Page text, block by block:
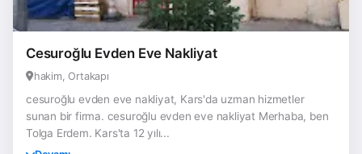
Cesuroğlu Evden Eve Nakliyat
hakim, Ortakapı
cesuroğlu evden eve nakliyat, Kars'da uzman hizmetler
sunan bir firma. cesuroğlu evden eve nakliyat Merhaba, ben
Tolga Erdem. Kars'ta 12 yılı...